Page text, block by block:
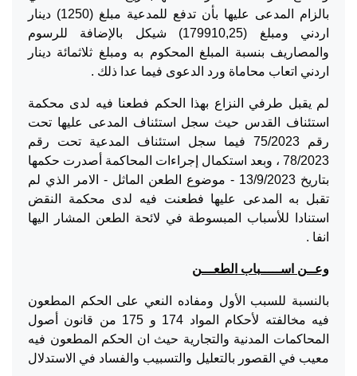
بالزام المدعى عليها بأن تدفع للمدعية مبلغ (1250) دينار
اردني ومبلغ (179910,25) شيكل بالإضافة للرسوم
والمصاريف بنسبة المبلغ المحكوم به ومبلغ ثلاثمائة دينار
اردني اتعاب محاماة ورد الدعوى فيما عدا ذلك .
لم يقبل طرفي النزاع بهذا الحكم فطعنا فيه لدى محكمة
استئناف القدس حيث سجل استئناف المدعى عليها تحت
رقم 75/2023 فيما سجل استئناف المدعية تحت رقم
78/2023 ، وبعد استكمال إجراءات المحاكمة أصدرت حكمها
بتاريخ 13/9/2023 - موضوع الطعن الماثل - الامر الذي لم
تقبل به المدعى عليها فطعنت فيه لدى محكمة النقض
استنادا للأسباب المبسوطة في لائحة الطعن المشار اليها
انفا .
وعــن اســـــباب الطعـــن
بالنسبة للسبب الأول ومفاده النعي على الحكم المطعون
فيه مخالفته لأحكام المواد 174 و 175 من قانون أصول
المحاكمات المدنية والتجارية حيث ان الحكم المطعون فيه
معيب في القصور بالتعليل والتسبيب والفساد في الاستدلال